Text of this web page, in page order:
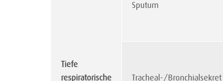
Tiefe
respiratorische
Sputum
Tracheal-/Bronchialsekret